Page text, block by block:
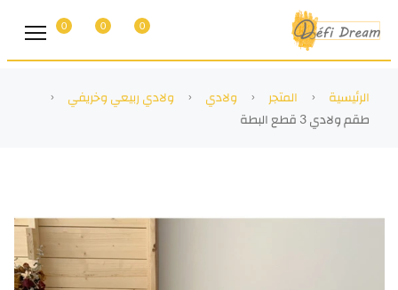
0
0
0
الرئيسية المتجر ولادي
ولادي ربيعي وخريفي
طقم ولادي 3 قطع البطة